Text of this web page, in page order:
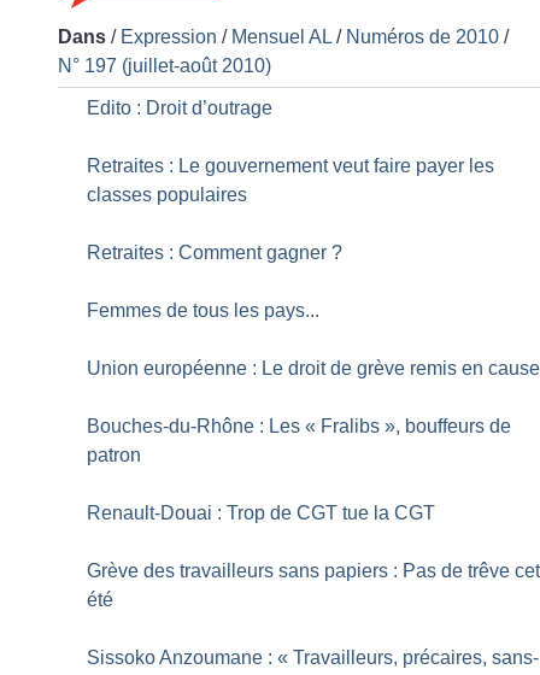
Dans / Expression / Mensuel AL / Numéros de 2010 /
N° 197 (juillet-août 2010)
Edito : Droit d’outrage
Retraites : Le gouvernement veut faire payer les
classes populaires
Retraites : Comment gagner ?
Femmes de tous les pays...
Union européenne : Le droit de grève remis en cause
Bouches-du-Rhône : Les « Fralibs », bouffeurs de
patron
Renault-Douai : Trop de CGT tue la CGT
Grève des travailleurs sans papiers : Pas de trêve cet
été
Sissoko Anzoumane : « Travailleurs, précaires, sans-